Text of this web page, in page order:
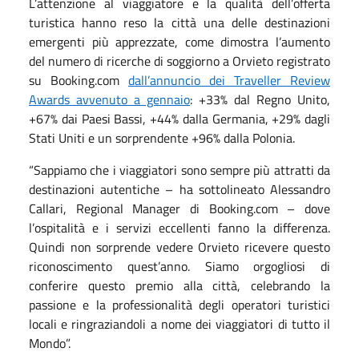
turistica hanno reso la città una delle destinazioni
emergenti più apprezzate, come dimostra l’aumento
del numero di ricerche di soggiorno a Orvieto registrato
su Booking.com dall’annuncio dei Traveller Review
Awards avvenuto a gennaio: +33% dal Regno Unito,
+67% dai Paesi Bassi, +44% dalla Germania, +29% dagli
Stati Uniti e un sorprendente +96% dalla Polonia.
“Sappiamo che i viaggiatori sono sempre più attratti da
destinazioni autentiche – ha sottolineato Alessandro
Callari, Regional Manager di Booking.com – dove
l’ospitalità e i servizi eccellenti fanno la differenza.
Quindi non sorprende vedere Orvieto ricevere questo
riconoscimento quest’anno. Siamo orgogliosi di
conferire questo premio alla città, celebrando la
passione e la professionalità degli operatori turistici
locali e ringraziandoli a nome dei viaggiatori di tutto il
Mondo”.